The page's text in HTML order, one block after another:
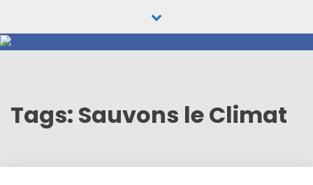
content
Tags: Sauvons le Climat